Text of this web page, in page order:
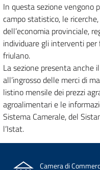
In questa sezione vengono
campo statistico, le
dell’economia provinciale,
individuare gli interventi
friulano.
La sezione presenta anche
all’ingrosso delle merci di
listino mensile dei prezzi
agroalimentari e le
Sistema Camerale, del
l’Istat.
Camera di